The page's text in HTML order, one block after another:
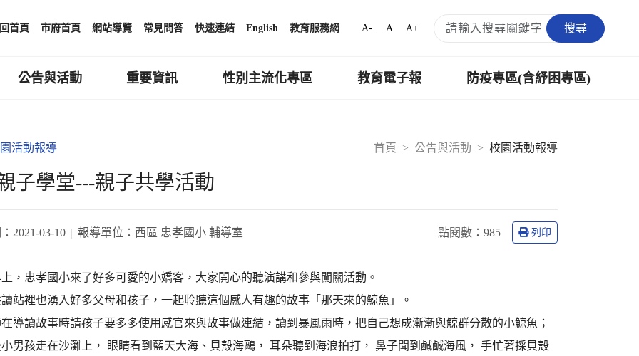
回首頁 市府首頁 網站導覽 常見問答 快速連結 English 教育服務網 A- A A+ 搜尋
公告與活動 重要資訊 性別主流化專區 教育電子報 防疫專區(含紓困專區)
首頁 公告與活動 校園活動報導
活動報導
子學堂---親子共學活動
2021-03-10 報導單位： 西區 忠孝國小 輔導室 點閱數： 985 列印
，忠孝國小來了好多可愛的小嬌客，大家開心的聽演講和參與闖關活動。
站裡也湧入好多父母和孩子，一起聆聽這個感人有趣的故事「那天來的鯨魚」。
導讀故事時請孩子要多多使用感官來與故事做連結，讀到暴風雨時，把自己想成漸漸與鯨群分散的小鯨魚；
男孩走在沙灘上， 眼睛看到藍天大海、貝殼海鷗， 耳朵聽到海浪拍打， 鼻子聞到鹹鹹海風， 手忙著採貝殼